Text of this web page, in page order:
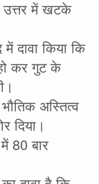
में खटके
दावा किया कि
कर गुट के
अस्तित्व
दिया।
80 बार